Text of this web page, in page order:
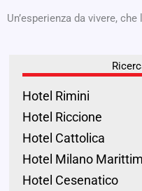
Un’esperienza da vivere,
Hotel Rimini
Hotel Riccione
Hotel Cattolica
Hotel Milano
Hotel Cesenatico